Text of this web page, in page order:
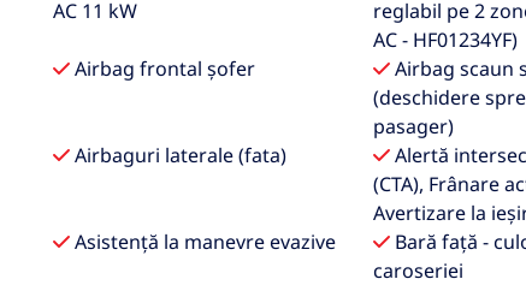
AC 11 kW
reglabil pe 2
AC - HF01234YF)
Airbag frontal șofer
Airbag scaun
(deschidere
pasager)
Airbaguri laterale (fata)
Alertă
(CTA), Frânare
Avertizare la
Asistență la manevre evazive
Bară față -
caroseriei